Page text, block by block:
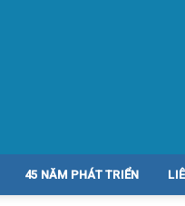
45 NĂM PHÁT TRIỂN